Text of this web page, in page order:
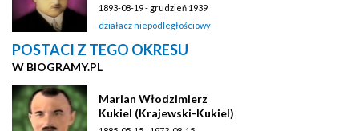
1893-08-19 - grudzień 1939
działacz niepodległościowy
POSTACI Z TEGO OKRESU
W BIOGRAMY.PL
Marian Włodzimierz
Kukiel (Krajewski-Kukiel)